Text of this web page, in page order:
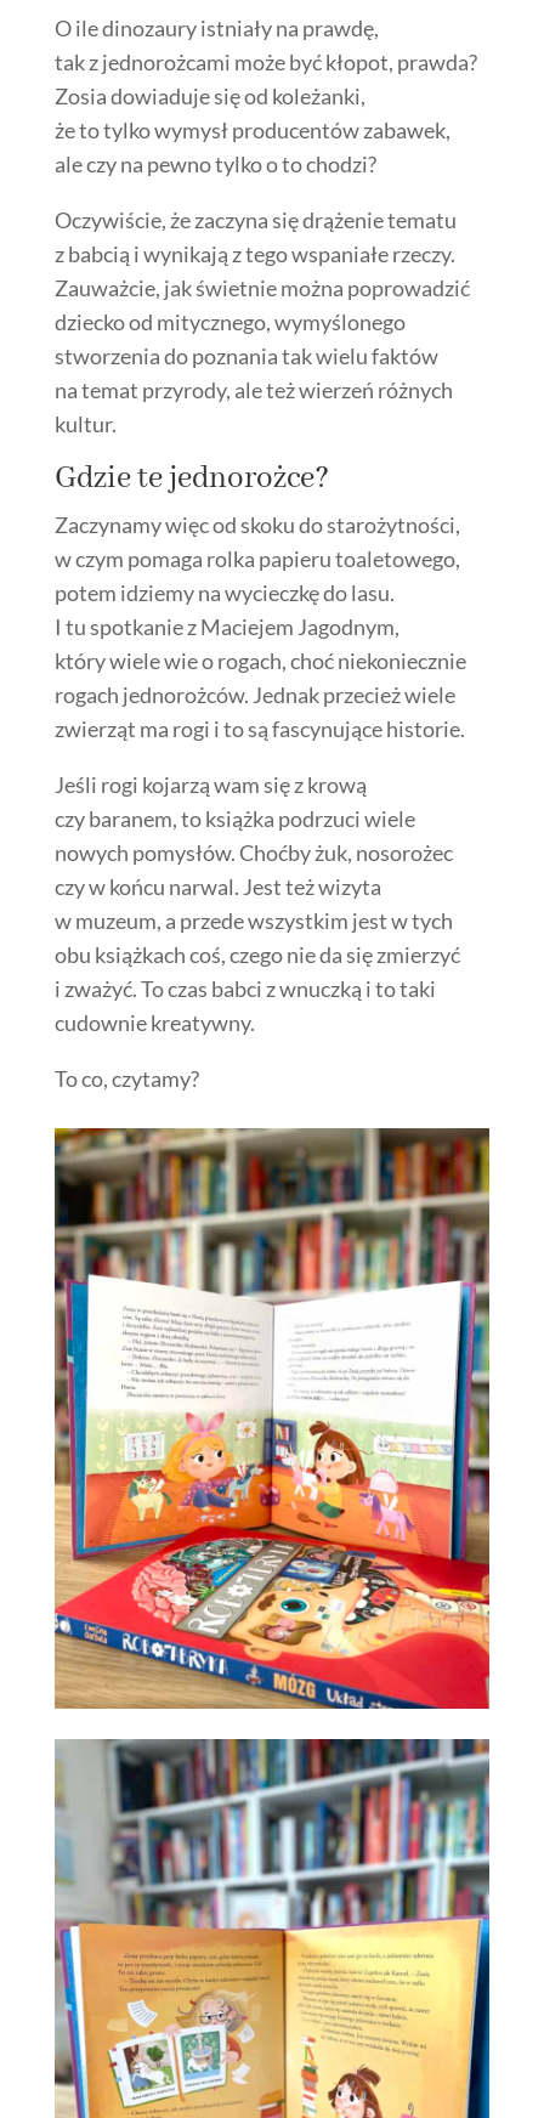
O ile dinozaury istniały na prawdę,
tak z jednorożcami może być kłopot, prawda?
Zosia dowiaduje się od koleżanki,
że to tylko wymysł producentów zabawek,
ale czy na pewno tylko o to chodzi?
Oczywiście, że zaczyna się drążenie tematu
z babcią i wynikają z tego wspaniałe rzeczy.
Zauważcie, jak świetnie można poprowadzić
dziecko od mitycznego, wymyślonego
stworzenia do poznania tak wielu faktów
na temat przyrody, ale też wierzeń różnych
kultur.
Gdzie te jednorożce?
Zaczynamy więc od skoku do starożytności,
w czym pomaga rolka papieru toaletowego,
potem idziemy na wycieczkę do lasu.
I tu spotkanie z Maciejem Jagodnym,
który wiele wie o rogach, choć niekoniecznie
rogach jednorożców. Jednak przecież wiele
zwierząt ma rogi i to są fascynujące historie.
Jeśli rogi kojarzą wam się z krową
czy baranem, to książka podrzuci wiele
nowych pomysłów. Choćby żuk, nosorożec
czy w końcu narwal. Jest też wizyta
w muzeum, a przede wszystkim jest w tych
obu książkach coś, czego nie da się zmierzyć
i zważyć. To czas babci z wnuczką i to taki
cudownie kreatywny.
To co, czytamy?